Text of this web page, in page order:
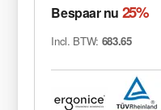
Bespaar nu 25%
Incl. BTW: 683.65